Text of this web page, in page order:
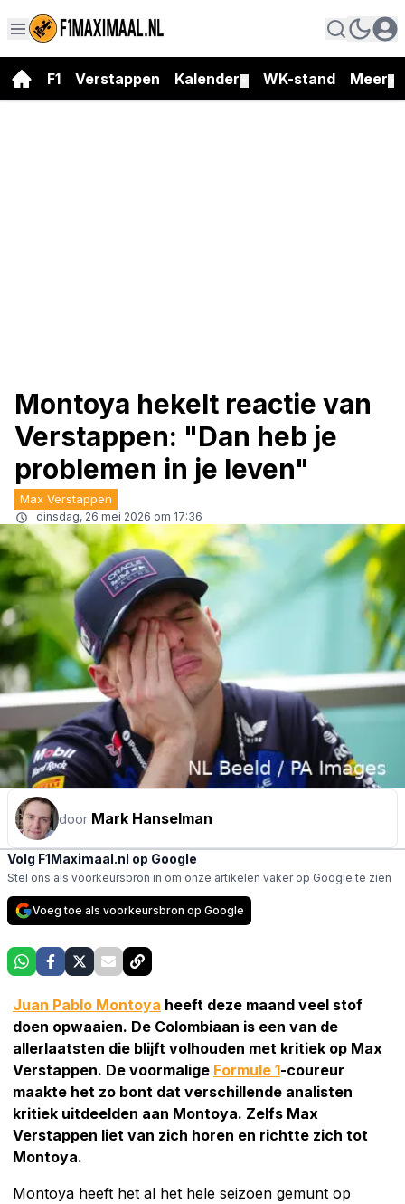
F1 Verstappen Kalender WK-stand Meer
Montoya hekelt reactie van
Verstappen: "Dan heb je
problemen in je leven"
Max Verstappen
dinsdag, 26 mei 2026 om 17:36
door Mark Hanselman
Volg F1Maximaal.nl op Google
Stel ons als voorkeursbron in om onze artikelen vaker op Google te zien
Voeg toe als voorkeursbron op Google
Juan Pablo Montoya heeft deze maand veel stof
doen opwaaien. De Colombiaan is een van de
allerlaatsten die blijft volhouden met kritiek op Max
Verstappen. De voormalige Formule 1-coureur
maakte het zo bont dat verschillende analisten
kritiek uitdeelden aan Montoya. Zelfs Max
Verstappen liet van zich horen en richtte zich tot
Montoya.
Montoya heeft het al het hele seizoen gemunt op